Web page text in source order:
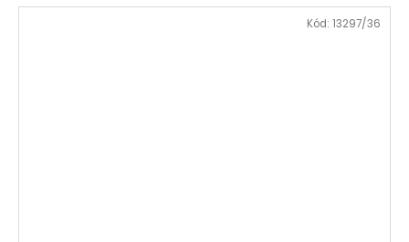
Kód: 13297/36